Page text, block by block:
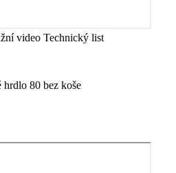
video Technický list
80 bez koše